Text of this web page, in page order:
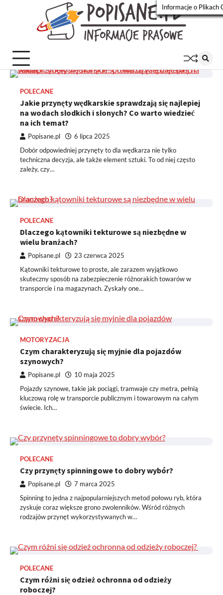
POLECANE
Jakie przynęty wędkarskie sprawdzają się najlepiej
na wodach słodkich i słonych? Co warto wiedzieć
na ich temat?
Popisane.pl 6 lipca 2025
Dobór odpowiedniej przynęty to dla wędkarza nie tylko
techniczna decyzja, ale także element sztuki. To od niej często
zależy, czy…
POLECANE
Dlaczego kątowniki tekturowe są niezbędne w
wielu branżach?
Popisane.pl 23 czerwca 2025
Kątowniki tekturowe to proste, ale zarazem wyjątkowo
skuteczny sposób na zabezpieczenie różnorakich towarów w
transporcie i na magazynach. Zyskały one…
MOTORYZACJA
Czym charakteryzują się myjnie dla pojazdów
szynowych?
Popisane.pl 10 maja 2025
Pojazdy szynowe, takie jak pociągi, tramwaje czy metra, pełnią
kluczową rolę w transporcie publicznym i towarowym na całym
świecie. Ich…
POLECANE
Czy przynęty spinningowe to dobry wybór?
Popisane.pl 7 marca 2025
Spinning to jedna z najpopularniejszych metod połowu ryb, która
zyskuje coraz większe grono zwolenników. Wśród różnych
rodzajów przynęt wykorzystywanych w…
POLECANE
Czym różni się odzież ochronna od odzieży
roboczej?
Informacje o Plikach